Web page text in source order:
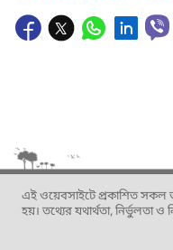
এই ওয়েবসাইটে প্রকাশিত সকল
হয়। তথ্যের যথার্থতা, নির্ভুলতা ও